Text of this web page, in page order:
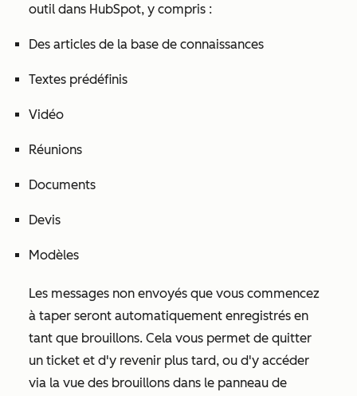
outil dans HubSpot, y compris :
Des articles de la base de connaissances
Textes prédéfinis
Vidéo
Réunions
Documents
Devis
Modèles
Les messages non envoyés que vous commencez
à taper seront automatiquement enregistrés en
tant que brouillons. Cela vous permet de quitter
un ticket et d'y revenir plus tard, ou d'y accéder
via la vue des brouillons dans le panneau de